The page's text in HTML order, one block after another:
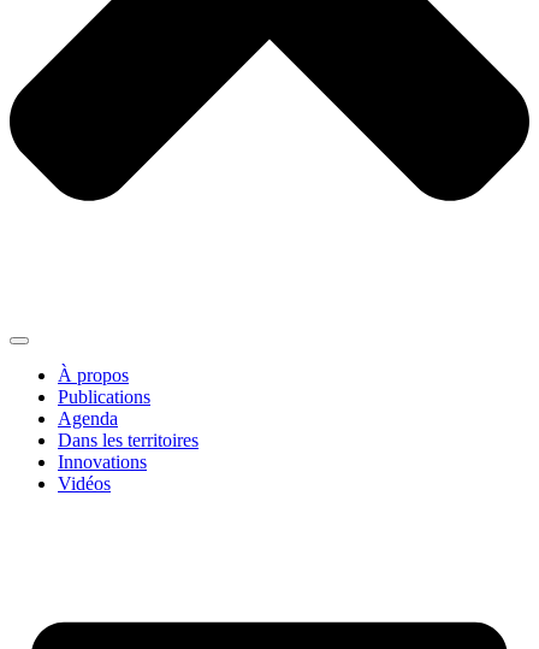
À propos
Publications
Agenda
Dans les territoires
Innovations
Vidéos